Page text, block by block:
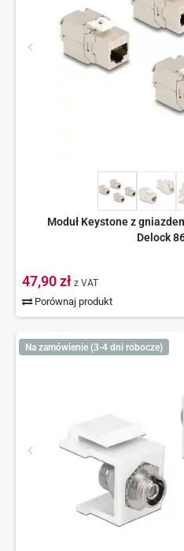
Moduł Keystone z
Delock
47,90 zł z VAT
Porównaj produkt
Na zamówienie (3-4 dni robocze)